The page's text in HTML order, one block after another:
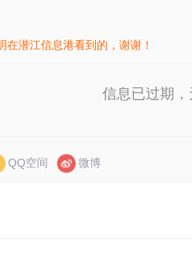
在潜江信息港看到的，谢谢！
信息已过期
QQ空间 微博